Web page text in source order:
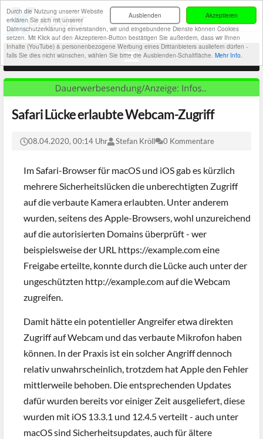
Akzeptieren
Ausblenden
Durch die Nutzung unserer Website
erklären Sie sich mit unserer
Datenschutzerklärung einverstanden, wir und eingebundene Dienste können Cookies
setzen. Mit Klick auf den Akzeptieren-Button bestätigen Sie außerdem, dass wir Ihnen
Inhalte (YouTube) & personenbezogene Werbung eines Drittanbieters ausliefern dürfen -
falls Sie dies nicht wünschen, wählen Sie bitte die Ausblenden-Schaltfläche. Mehr Info.
Safari Lücke erlaubte Webcam-Zugriff
08.04.2020, 00:14 Uhr Stefan Kröll 0 Kommentare
Im Safari-Browser für macOS und iOS gab es kürzlich
mehrere Sicherheitslücken die unberechtigten Zugriff
auf die verbaute Kamera erlaubten. Unter anderem
wurden, seitens des Apple-Browsers, wohl unzureichend
auf die autorisierten Domains überprüft - wer
beispielsweise der URL https://example.com eine
Freigabe erteilte, konnte durch die Lücke auch unter der
ungeschützten http://example.com auf die Webcam
zugreifen.
Damit hätte ein potentieller Angreifer etwa direkten
Zugriff auf Webcam und das verbaute Mikrofon haben
können. In der Praxis ist ein solcher Angriff dennoch
relativ unwahrscheinlich, trotzdem hat Apple den Fehler
mittlerweile behoben. Die entsprechenden Updates
dafür wurden bereits vor einiger Zeit ausgeliefert, diese
wurden mit iOS 13.3.1 und 12.4.5 verteilt - auch unter
macOS sind Sicherheitsupdates, auch für ältere